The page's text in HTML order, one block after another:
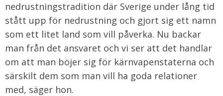
nedrustningstradition där Sverige under lång tid
stått upp för nedrustning och gjort sig ett namn
som ett litet land som vill påverka. Nu backar
man från det ansvaret och vi ser att det handlar
om att man böjer sig för kärnvapenstaterna och
särskilt dem som man vill ha goda relationer
med, säger hon.